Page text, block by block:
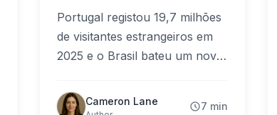
Portugal registou 19,7 milhões
de visitantes estrangeiros em
2025 e o Brasil bateu um novo
chegadas internacionais. Uma
Cameron Lane 7 min